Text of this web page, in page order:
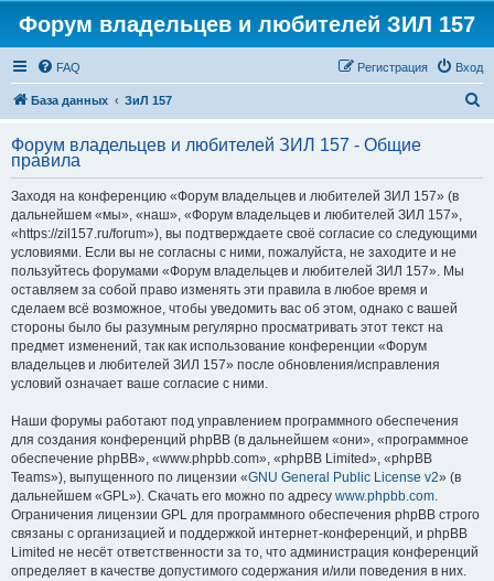
Форум владельцев и любителей ЗИЛ 157
FAQ Вход
Регистрация
База данных ЗиЛ 157
с
Форум владельцев и любителей ЗИЛ 157 - Общие
правила
Заходя на конференцию «Форум владельцев и любителей ЗИЛ 157» (в
дальнейшем «мы», «наш», «Форум владельцев и любителей ЗИЛ 157»,
«https://zil157.ru/forum»), вы подтверждаете своё согласие со следующими
условиями. Если вы не согласны с ними, пожалуйста, не заходите и не
пользуйтесь форумами «Форум владельцев и любителей ЗИЛ 157». Мы
оставляем за собой право изменять эти правила в любое время и
сделаем всё возможное, чтобы уведомить вас об этом, однако с вашей
стороны было бы разумным регулярно просматривать этот текст на
предмет изменений, так как использование конференции «Форум
владельцев и любителей ЗИЛ 157» после обновления/исправления
условий означает ваше согласие с ними.
Наши форумы работают под управлением программного обеспечения
для создания конференций phpBB (в дальнейшем «они», «программное
обеспечение phpBB», «www.phpbb.com», «phpBB Limited», «phpBB
Teams»), выпущенного по лицензии «GNU General Public License v2» (в
дальнейшем «GPL»). Скачать его можно по адресу www.phpbb.com.
Ограничения лицензии GPL для программного обеспечения phpBB строго
связаны с организацией и поддержкой интернет-конференций, и phpBB
Limited не несёт ответственности за то, что администрация конференций
определяет в качестве допустимого содержания и/или поведения в них.